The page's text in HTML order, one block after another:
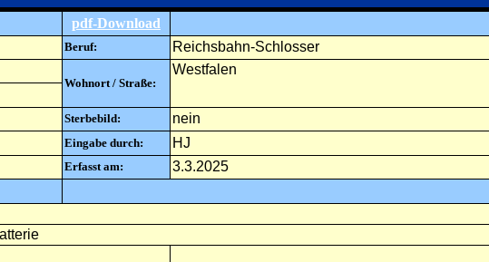
pdf-Download
Beruf: Reichsbahn-Schlosser
Wohnort / Straße:
Westfalen
Sterbebild: nein
Eingabe durch: HJ
Erfasst am: 3.3.2025